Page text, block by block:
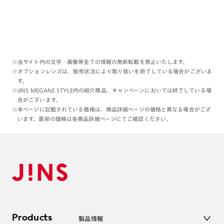
※当サイト内の文字・画像等全ての情報の無断転載を禁止いたします。
※オプションレンズは、販売状況により取り扱いを終了している場合がございま
す。
※JINS MEGANE STYLE内の紹介商品、キャンペーンにおいては終了している場
合がございます。
※本ページに記載されている価格は、商品詳細ページの価格と異なる場合がござ
います。最新の価格は各商品詳細ページにてご確認ください。
Products 製品情報